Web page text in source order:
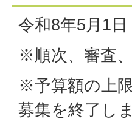
令和8年5月1
※順次、審査
※予算額の上
募集を終了しま